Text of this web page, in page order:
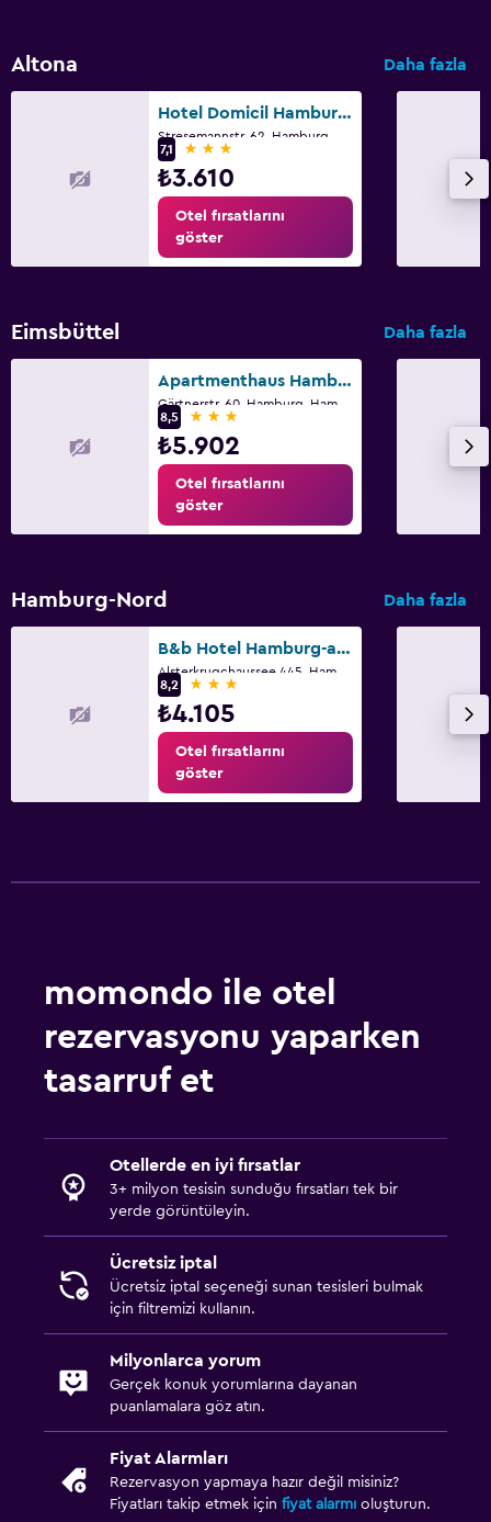
Altona Daha fazla
Hotel Domicil Hamburg by Golden Tulip
7,1
3 yıldız
₺3.610
Otel fırsatlarını
göster
Eimsbüttel Daha fazla
Apartmenthaus Hamburg
8,5
3 yıldız
₺5.902
Otel fırsatlarını
göster
Hamburg-Nord Daha fazla
B&b Hotel Hamburg-airport
8,2
3 yıldız
₺4.105
Otel fırsatlarını
göster
momondo ile otel
rezervasyonu yaparken
tasarruf et
Otellerde en iyi fırsatlar
3+ milyon tesisin sunduğu fırsatları tek bir
yerde görüntüleyin.
Ücretsiz iptal
Ücretsiz iptal seçeneği sunan tesisleri bulmak
için filtremizi kullanın.
Milyonlarca yorum
Gerçek konuk yorumlarına dayanan
puanlamalara göz atın.
Fiyat Alarmları
Rezervasyon yapmaya hazır değil misiniz?
Fiyatları takip etmek için fiyat alarmı oluşturun.